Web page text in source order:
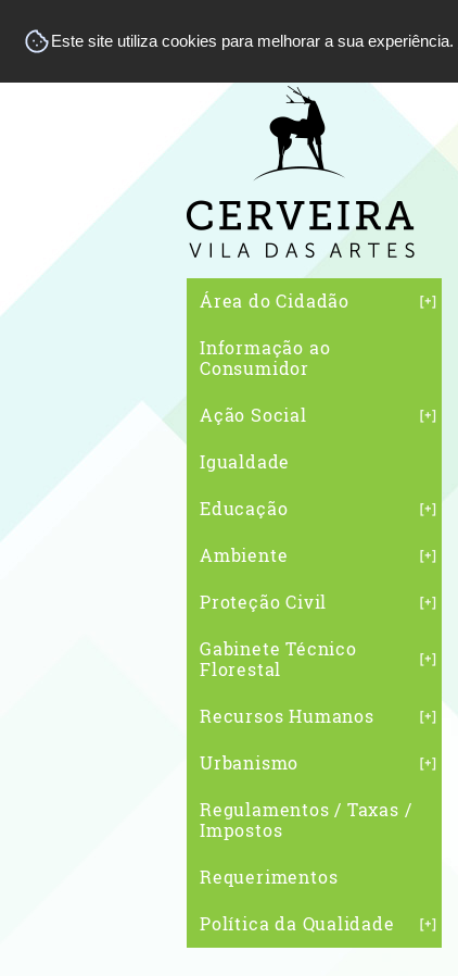
Este site utiliza cookies para melhorar a sua experiência.
Área do Cidadão
Informação ao
Consumidor
Ação Social
Igualdade
Educação
Ambiente
Proteção Civil
Gabinete Técnico
Florestal
Recursos Humanos
Urbanismo
Regulamentos / Taxas /
Impostos
Requerimentos
Política da Qualidade